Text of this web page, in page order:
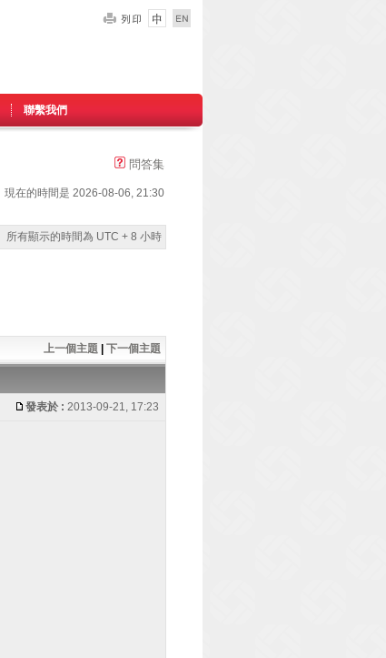
聯繫我們
問答集
現在的時間是 2026-08-06, 21:30
所有顯示的時間為 UTC + 8 小時
上一個主題 下一個主題
發表於 : 2013-09-21, 17:23